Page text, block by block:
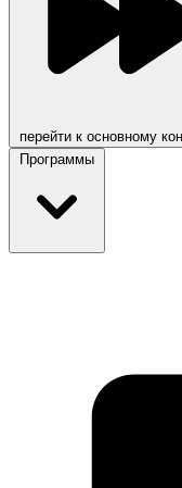
перейти к основному
Программы